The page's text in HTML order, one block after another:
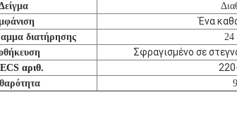
Ένα
διατήρησης
24
Σφραγισμένο σε
αριθ.